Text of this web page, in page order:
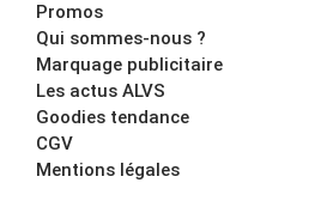
Promos
Qui sommes-nous ?
Marquage publicitaire
Les actus ALVS
Goodies tendance
CGV
Mentions légales